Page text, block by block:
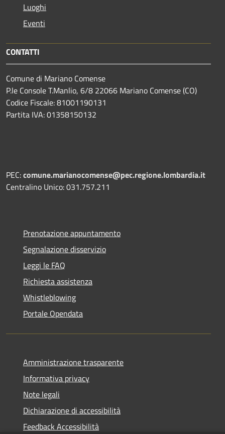
Luoghi
Eventi
CONTATTI
Comune di Mariano Comense
P.le Console T.Manlio, 6/8 22066 Mariano Comense (CO)
Codice Fiscale: 81001190131
Partita IVA: 01358150132
PEC:comune.marianocomense@pec.regione.lombardia.it
Centralino Unico: 031.757.211
Prenotazione appuntamento
Segnalazione disservizio
Leggi le FAQ
Richiesta assistenza
Whistleblowing
Portale Opendata
Amministrazione trasparente
Informativa privacy
Note legali
Dichiarazione di accessibilità
Feedback Accessibilità